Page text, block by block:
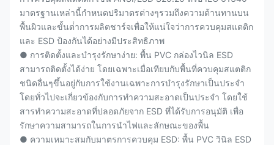
มาตรฐานเหล่านี้กําหนดปริมาตรต่างๆรวมถึงความต้านทานบน
พื้นผิวและขั้นต่ําการผลิตชาร์จเพื่อให้แน่ใจว่าการควบคุมสแตติก
และ ESD ป้องกันได้อย่างมีประสิทธิภาพ
● การติดตั้งและบํารุงรักษาง่าย: พื้น PVC กล่องไวนิล ESD
สามารถติดตั้งได้ง่าย โดยเฉพาะเมื่อเทียบกับพื้นที่ควบคุมสแตติก
ชนิดอื่นๆขึ้นอยู่กับการใช้งานเฉพาะการบํารุงรักษาเป็นประจํา
โดยทั่วไปจะเกี่ยวข้องกับการทําความสะอาดเป็นประจํา โดยใช้
สารทําความสะอาดที่ปลอดภัยจาก ESD ที่ได้รับการอนุมัติ เพื่อ
รักษาความสามารถในการนําไฟและลักษณะของพื้น
● ความเหมาะสมกับมาตรการควบคุม ESD: พื้น PVC วินิล ESD